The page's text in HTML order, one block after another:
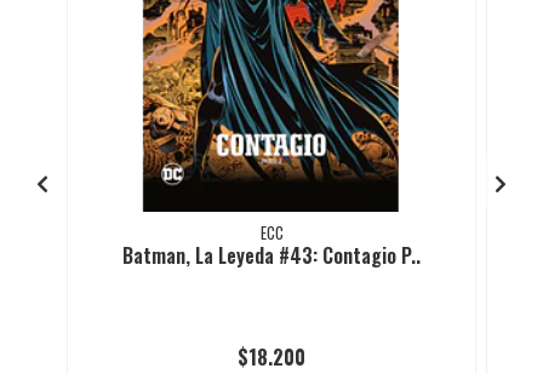
ECC
Batman, La Leyeda #43: Contagio P..
$18.200